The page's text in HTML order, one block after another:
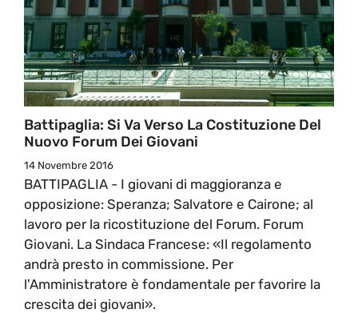
Battipaglia: Si Va Verso La Costituzione Del
Nuovo Forum Dei Giovani
14 Novembre 2016
BATTIPAGLIA - I giovani di maggioranza e
opposizione: Speranza; Salvatore e Cairone; al
lavoro per la ricostituzione del Forum. Forum
Giovani. La Sindaca Francese: «Il regolamento
andrà presto in commissione. Per
l'Amministratore è fondamentale per favorire la
crescita dei giovani».